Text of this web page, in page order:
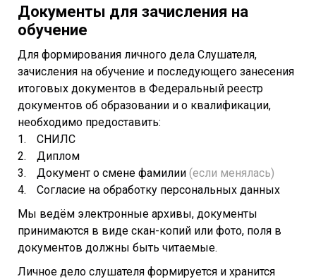
Документы для зачисления на
обучение
Для формирования личного дела Слушателя,
зачисления на обучение и последующего занесения
итоговых документов в Федеральный реестр
документов об образовании и о квалификации,
необходимо предоставить:
СНИЛС
Диплом
Документ о смене фамилии (если менялась)
Согласие на обработку персональных данных
Мы ведём электронные архивы, документы
принимаются в виде скан-копий или фото, поля в
документов должны быть читаемые.
Личное дело слушателя формируется и хранится